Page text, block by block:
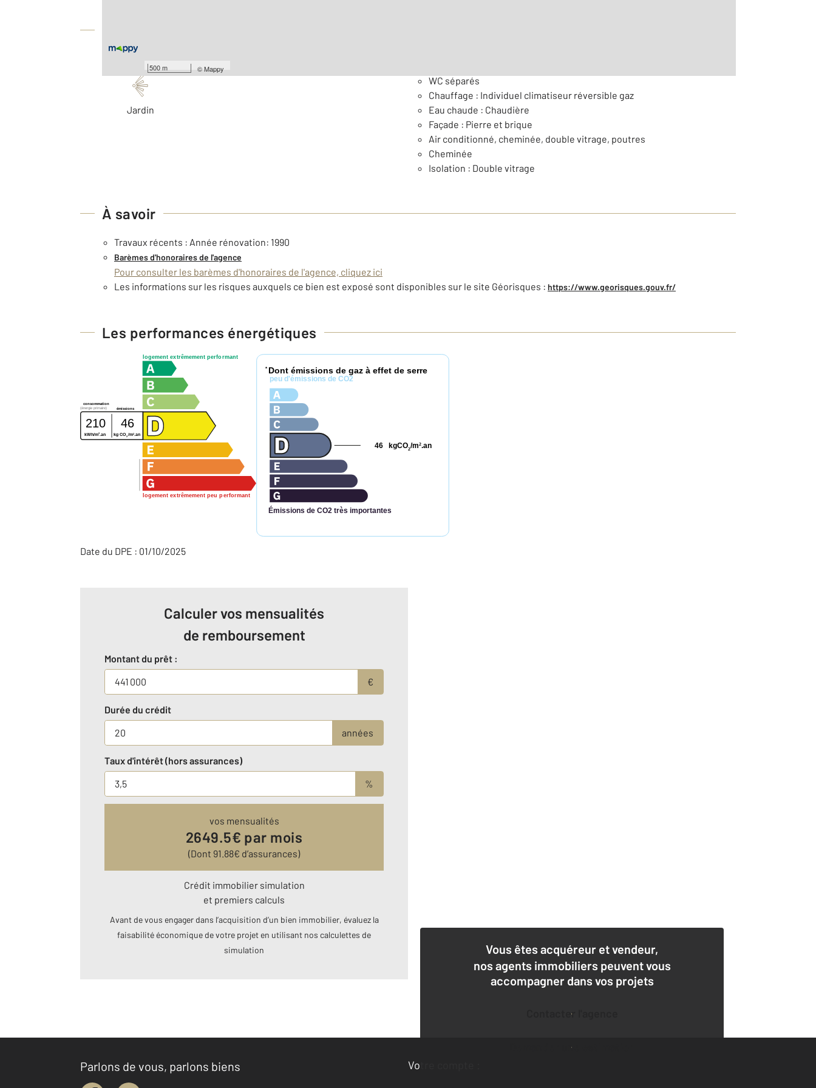
500 m ©Mappy
Jardin
WC séparés
Chauffage : Individuel climatiseur réversible gaz
Eau chaude : Chaudière
Façade : Pierre et brique
Air conditionné, cheminée, double vitrage, poutres
Cheminée
Isolation : Double vitrage
À savoir
Travaux récents : Année rénovation: 1990
Barèmes d'honoraires de l'agence
Pour consulter les barèmes d'honoraires de l'agence, cliquez ici
Les informations sur les risques auxquels ce bien est exposé sont disponibles sur le site Géorisques : https://www.georisques.gouv.fr/
Les performances énergétiques
logement extrêmement performant
logement extrêmement peu performant
consommation
émissions
(énergie primaire)
210 46
kWh/m2 .an kg CO2 /m2 .an
* Dont émissions de gaz à effet de serre
peu d'émissions de CO2
Émissions de CO2 très importantes
kgCO2/m2.an
46
Date du DPE : 01/10/2025
Calculer vos mensualités
de remboursement
Montant du prêt :
€
Durée du crédit
années
Taux d'intérêt (hors assurances)
%
vos mensualités
2649.5€ par mois
(Dont 91.88€ d’assurances)
Crédit immobilier simulation
et premiers calculs
Avant de vous engager dans l’acquisition d’un bien immobilier, évaluez la
faisabilité économique de votre projet en utilisant nos calculettes de
simulation
Vous êtes acquéreur et vendeur,
nos agents immobiliers peuvent vous
accompagner dans vos projets
Contacter l'agence
Demander une estimation
Parlons de vous, parlons biens
Votre compte :